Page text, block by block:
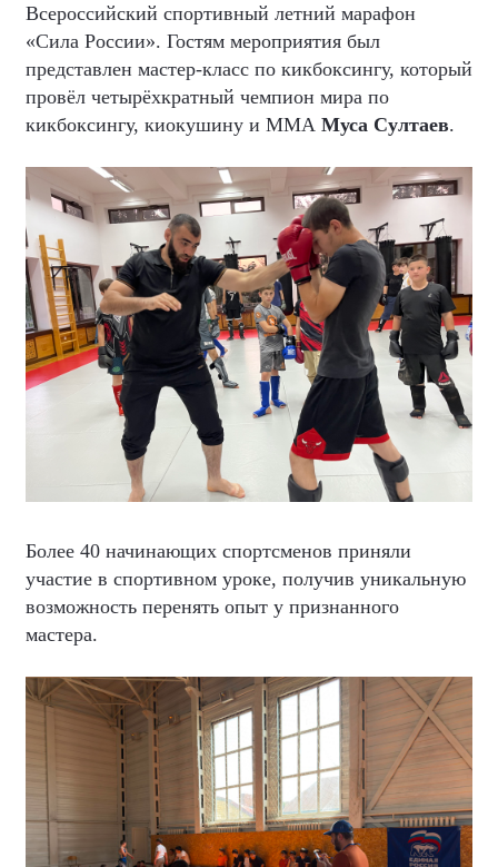
Всероссийский спортивный летний марафон
«Сила России». Гостям мероприятия был
представлен мастер-класс по кикбоксингу, который
провёл четырёхкратный чемпион мира по
кикбоксингу, киокушину и ММА Муса Султаев.
Более 40 начинающих спортсменов приняли
участие в спортивном уроке, получив уникальную
возможность перенять опыт у признанного
мастера.